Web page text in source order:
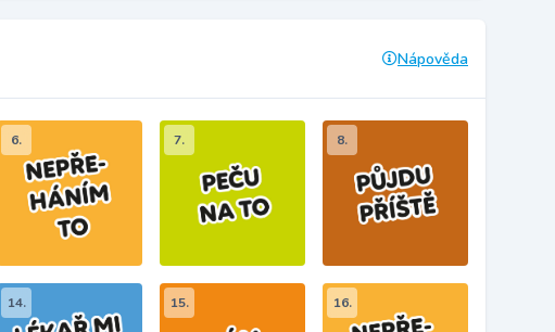
Nápověda
6. 7. 8.
14. 15. 16.